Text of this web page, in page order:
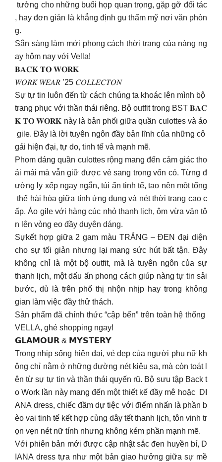
tưởng cho những buổi họp quan trọng, gặp gỡ đối tác
, hay đơn giản là khẳng định gu thẩm mỹ nơi văn phòn
g.
Sẳn sàng làm mới phong cách thời trang của nàng ng
ay hôm nay với Vella!
𝐁𝐀𝐂𝐊 𝐓𝐎 𝐖𝐎𝐑𝐊
𝑊𝑂𝑅𝐾 𝑊𝐸𝐴𝑅 ’25 𝐶𝑂𝐿𝐿𝐸𝐶𝑇𝑂𝑁
Sự tự tin luôn đến từ cách chúng ta khoác lên mình bộ
trang phục với thần thái riêng. Bộ outfit trong BST 𝐁𝐀𝐂
𝐊 𝐓𝐎 𝐖𝐎𝐑𝐊 này là bản phối giữa quần culottes và áo
gile. Đây là lời tuyên ngôn đầy bản lĩnh của những cô
gái hiện đại, tự do, tinh tế và mạnh mẽ.
Phom dáng quần culottes rộng mang đến cảm giác tho
ải mái mà vẫn giữ được vẻ sang trọng vốn có. Từng đ
ường ly xếp ngay ngắn, túi ẩn tinh tế, tạo nên một tổng
thể hài hòa giữa tính ứng dụng và nét thời trang cao c
ấp. Áo gile với hàng cúc nhỏ thanh lịch, ôm vừa vặn tô
n lên vòng eo đầy duyên dáng.
Sựkết hợp giữa 2 gam màu TRẮNG – ĐEN đại diện
cho sự tối giản nhưng lại mang sức hút bất tận. Đây
không chỉ là một bộ outfit, mà là tuyên ngôn của sự
thanh lịch, một dấu ấn phong cách giúp nàng tự tin sải
bước, dù là trên phố thị nhộn nhịp hay trong không
gian làm việc đầy thử thách.
Sản phẩm đã chính thức “cập bến” trên toàn hệ thống
VELLA, ghé shopping ngay!
𝗚𝗟𝗔𝗠𝗢𝗨𝗥 & 𝗠𝗬𝗦𝗧𝗘𝗥𝗬
Trong nhịp sống hiện đại, vẻ đẹp của người phụ nữ kh
ông chỉ nằm ở những đường nét kiêu sa, mà còn toát l
ên từ sự tự tin và thần thái quyến rũ. Bộ sưu tập Back t
o Work lần này mang đến một thiết kế đầy mê hoặc DI
ANA dress, chiếc đầm dự tiệc với điểm nhấn là phần b
èo vai tinh tế kết hợp cùng dây tết thanh lịch, tôn vinh tr
ọn vẹn nét nữ tính nhưng không kém phần mạnh mẽ.
Với phiên bản mới được cập nhật sắc đen huyền bí, D
IANA dress tựa như một bản giao hưởng giữa sự mề